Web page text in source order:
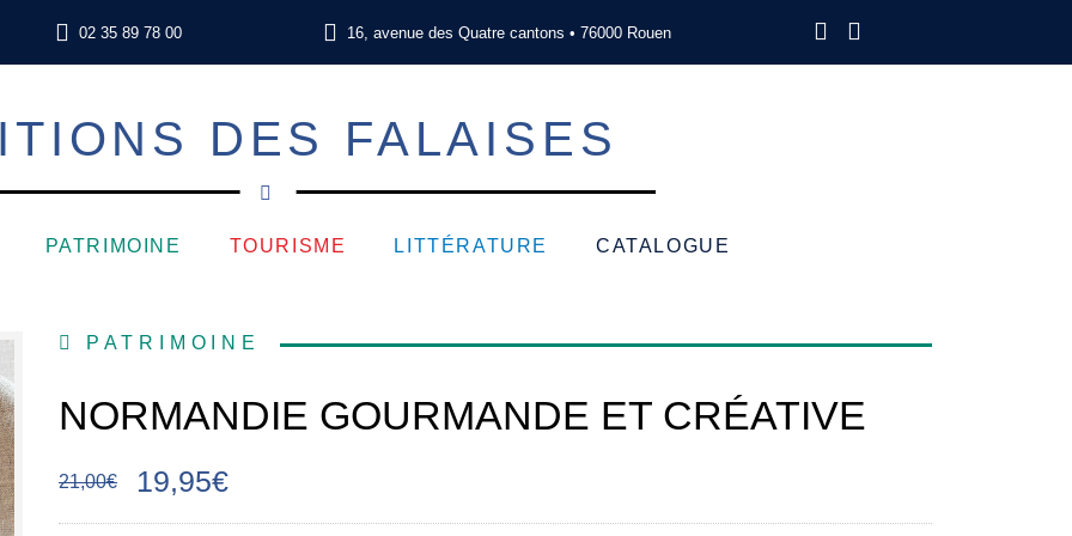
02 35 89 78 00 16, avenue des Quatre cantons • 76000 Rouen
DES FALAISES
PATRIMOINE TOURISME LITTÉRATURE CATALOGUE
PATRIMOINE
NORMANDIE GOURMANDE ET CRÉATIVE
21,00€ 19,95€